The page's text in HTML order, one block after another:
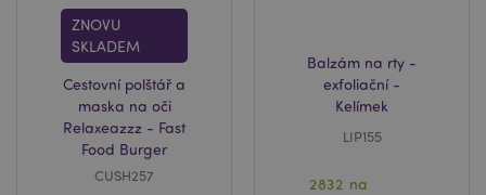
ZNOVU
SKLADEM
Cestovní polštář a
maska na oči
Relaxeazzz - Fast
Food Burger
CUSH257
Balzám na rty -
exfoliační -
Kelímek
LIP155
2832 na